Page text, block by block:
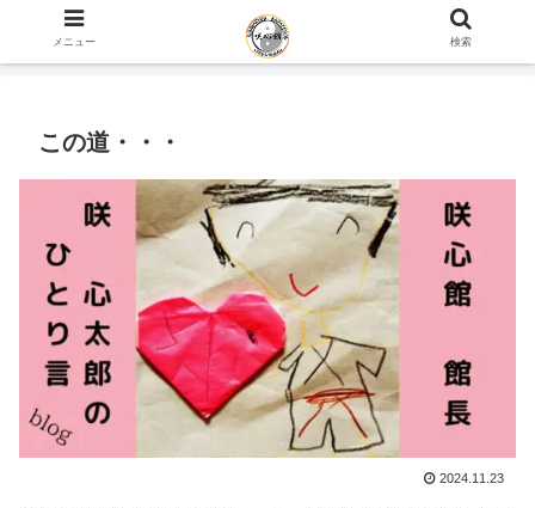
ホーム 咲心館 館長 咲 心太郎のひとり言 blog
この道・・・
2024.11.23
メニュー 検索